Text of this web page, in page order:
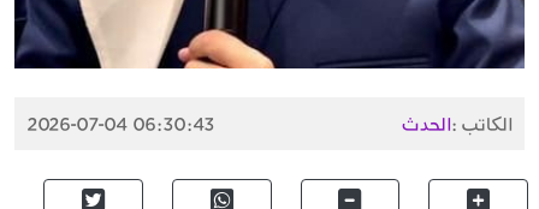
الكاتب :الحدث 2026-07-04 06:30:43